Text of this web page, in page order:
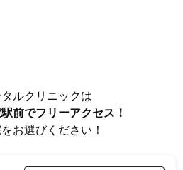
ルクリニックは
前でフリーアクセス！
お選びください！